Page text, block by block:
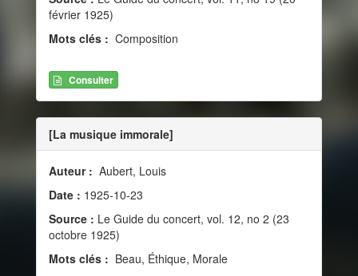
février 1925)
Mots clés : Composition
Consulter
[La musique immorale]
Auteur : Aubert, Louis
Date : 1925-10-23
Source : Le Guide du concert, vol. 12, no 2 (23
octobre 1925)
Mots clés : Beau, Éthique, Morale